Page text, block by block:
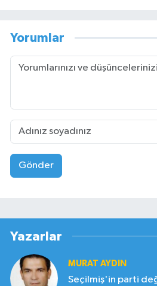
Yorumlar
Gönder
Yazarlar
MURAT AYDIN
Seçilmiş'in parti